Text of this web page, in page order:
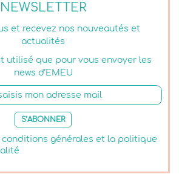
NEWSLETTER
et recevez nos nouveautés et
actualités
utilisé que pour vous envoyer les
news d’EMEU
S’ABONNER
conditions générales et la politique